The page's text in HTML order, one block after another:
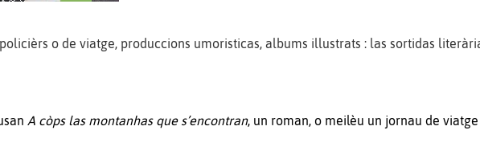
o de viatge, produccions umoristicas, albums illustrats : las sortidas
A còps las montanhas que s’encontran, un roman, o meilèu un jornau de